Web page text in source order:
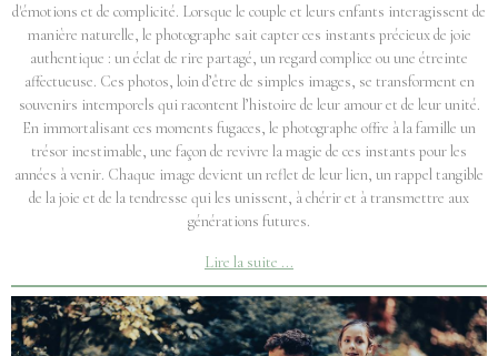
d'émotions et de complicité. Lorsque le couple et leurs enfants interagissent de
manière naturelle, le photographe sait capter ces instants précieux de joie
authentique : un éclat de rire partagé, un regard complice ou une étreinte
affectueuse. Ces photos, loin d’être de simples images, se transforment en
souvenirs intemporels qui racontent l’histoire de leur amour et de leur unité.
En immortalisant ces moments fugaces, le photographe offre à la famille un
trésor inestimable, une façon de revivre la magie de ces instants pour les
années à venir. Chaque image devient un reflet de leur lien, un rappel tangible
de la joie et de la tendresse qui les unissent, à chérir et à transmettre aux
générations futures.
Lire la suite ...